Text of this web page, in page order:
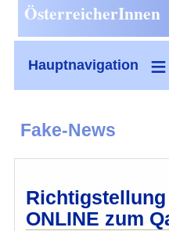
ÖsterreicherInnen
Hauptnavigation
Fake-News
Richtigstellung
ONLINE zum